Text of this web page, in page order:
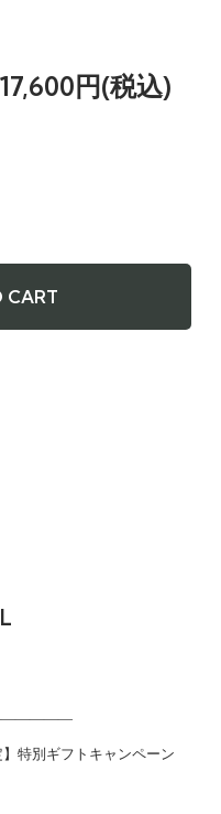
17,600円(税込)
CART
特別ギフトキャンペーン